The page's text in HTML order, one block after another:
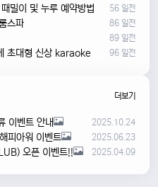
밀이 및 누루 예약방법 56 일전
스파 86 일전
89 일전
초대형 신상 karaoke 96 일전
더보기
이벤트 안내 2025.10.24
피아워 이벤트 2025.06.23
오픈 이벤트!! 2025.04.09